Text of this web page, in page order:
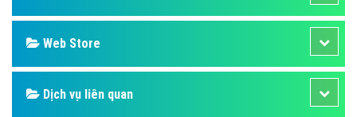
Web Store
Dịch vụ liên quan